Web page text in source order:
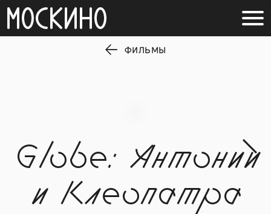
ФИЛЬМЫ
Globe: Антоний
и Клеопатра